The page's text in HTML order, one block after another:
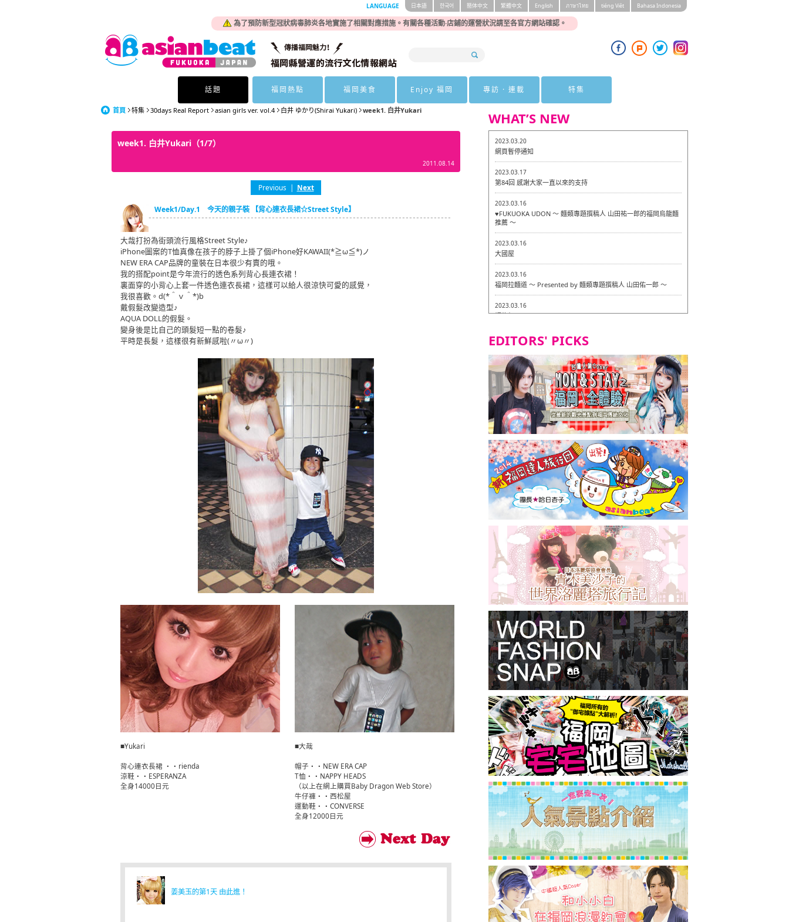
為了預防新型冠狀病毒肺炎各地實施了相關對應措施。有關各種活動·店鋪的運營狀況請至各官方網站確認。
LANGUAGE 日本語 한국어 簡体中文 繁體中文 English ภาษาไทย tiéng Viêt Bahasa Indonesia
話題 福岡熱點 福岡美食 Enjoy 福岡 專訪 · 連載 特集
首頁 特集 30days Real Report asian girls ver. vol.4 白井 ゆかり(Shirai Yukari) week1. 白井Yukari
week1. 白井Yukari（1/7）
2011.08.14
Previous | Next
Week1/Day.1 今天的親子裝 【背心連衣長裙☆Street Style】
大哉打扮為街頭流行風格Street Style♪
iPhone圖案的T恤真像在孩子的脖子上掛了個iPhone好KAWAII(*≧ω≦*)ノ
NEW ERA CAP品牌的童裝在日本很少有賣的哦。
我的搭配point是今年流行的透色系列背心長連衣裙！
裏面穿的小背心上套一件透色連衣長裙，這樣可以給人很涼快可愛的感覺，
我很喜歡。d(*＾ｖ＾*)b
戴假髮改變造型♪
AQUA DOLL的假髮。
變身後是比自己的頭髮短一點的卷髮♪
平時是長髮，這樣很有新鮮感啦(〃ω〃)
■Yukari
背心連衣長裙 ・・rienda
涼鞋・・ESPERANZA
全身14000日元
■大哉
帽子・・NEW ERA CAP
T恤・・NAPPY HEADS
（以上在網上購買Baby Dragon Web Store）
牛仔褲・・西松屋
運動鞋・・CONVERSE
全身12000日元
姜美玉的第1天 由此進！
WHAT’S NEW
2023.03.20
網頁暫停通知
2023.03.17
第84回 感謝大家一直以來的支持
2023.03.16
♥FUKUOKA UDON ～ 麵類專題撰稿人 山田祐一郎的福岡烏龍麵
推薦 ～
2023.03.16
大國屋
2023.03.16
福岡拉麵道 〜 Presented by 麵類專題撰稿人 山田佑一郎 〜
2023.03.16
福龍軒
2023.03.07
Isogiyokarazu 博多總店 〜 嚴格素食主義・素食主義者的菜單試
的試吃之旅 in 福岡市！ 〜
2023.03.07
嚴格素食主義・素食主義者的菜單試的試吃之旅 in 福岡市！
2023.03.02
Little Stand 大名店 〜 嚴格素食主義・素食主義者的菜單試的試
吃之旅 in 福岡市！ 〜
2023.02.28
東築軒 折尾本社烏冬店
EDITORS' PICKS